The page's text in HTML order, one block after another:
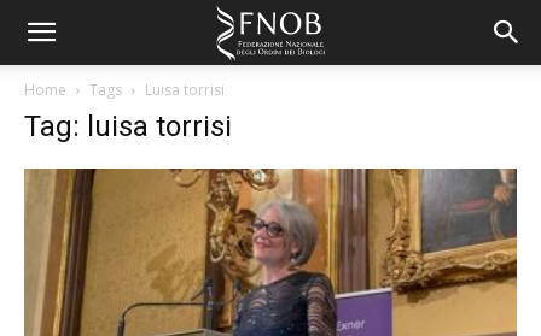
Home Tags Luisa torrisi
Tag: luisa torrisi